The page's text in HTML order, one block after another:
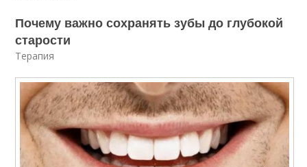
Почему важно сохранять зубы до глубокой
старости
Терапия